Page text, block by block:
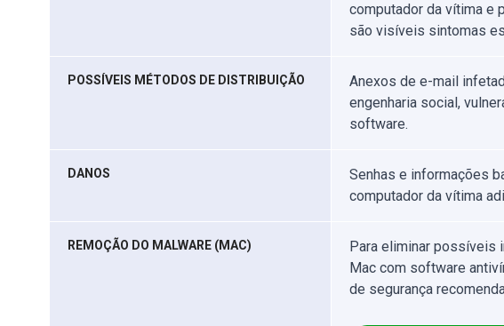
computador da vítima e
são visíveis sintomas
POSSÍVEIS MÉTODOS DE DISTRIBUIÇÃO
Anexos de e-mail
engenharia social,
software.
DANOS
Senhas e informações
computador da vítima
REMOÇÃO DO MALWARE (MAC)
Para eliminar possíveis
Mac com software
de segurança